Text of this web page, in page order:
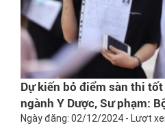
Dự kiến bỏ điểm sàn thi
ngành Y Dược, Sư phạm:
Ngày đăng: 02/12/2024 - Lượt